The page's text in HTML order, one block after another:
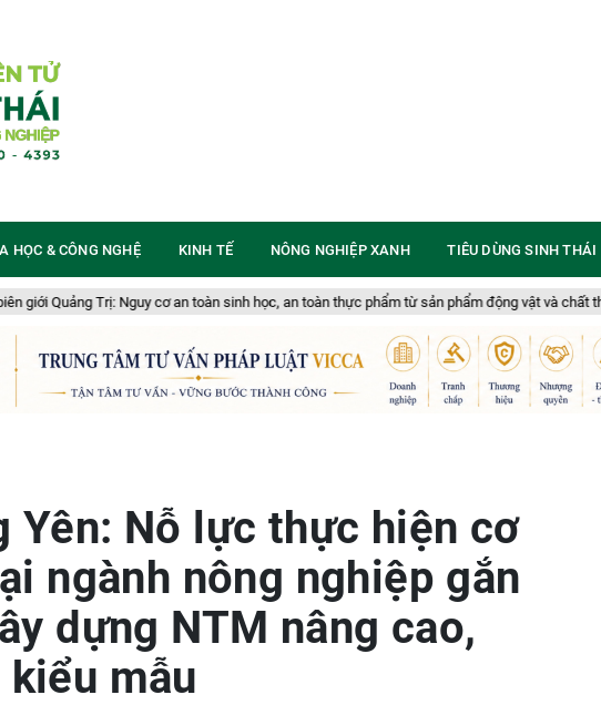
cơ an toàn sinh học, an toàn thực phẩm từ sản phẩm động vật và chất thải không rõ nguồn gốc
HỌC & CÔNG NGHỆ KINH TẾ NÔNG NGHIỆP XANH TIÊU DÙNG SINH THÁI
Yên: Nỗ lực thực hiện cơ
ngành nông nghiệp gắn
dựng NTM nâng cao,
kiểu mẫu